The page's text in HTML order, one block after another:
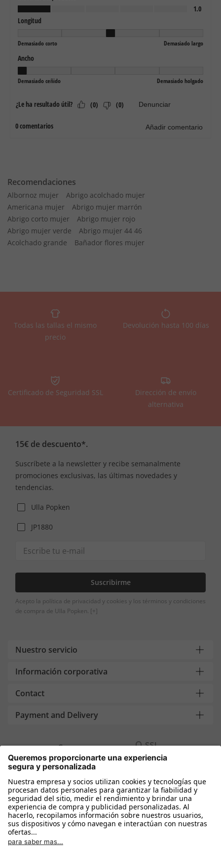
Recomendaciones
Albornoz mujer
Abrigo acolchado mujer
Americana mujer
Abrigo mujer marrón
Abrigo corto mujer
Abrigo mujer rojo
Abrigo mujer verde
Abrigo mujer 44 46
Acolchado grande
Bañador flores mujer
Todas las tallas el mismo
precio
Devolución hasta 100 días
Certificado de Seguridad SSL
Dirección de envío
alternativa
15€ de descuento*.
Suscríbete a la newsletter y recibe semanalmente
promociones exclusivas, las últimas novedades y
tendencias.
Ulla Popken
JP1880
Suscribirme
Acepto la política de privacidad y cookies y los términos y condiciones
de compra de Ulla Popken. [+]
Nuestro servicio
Información corporativa
Contact
Payment and Delivery
Compra segura con
Más tiendas online
España